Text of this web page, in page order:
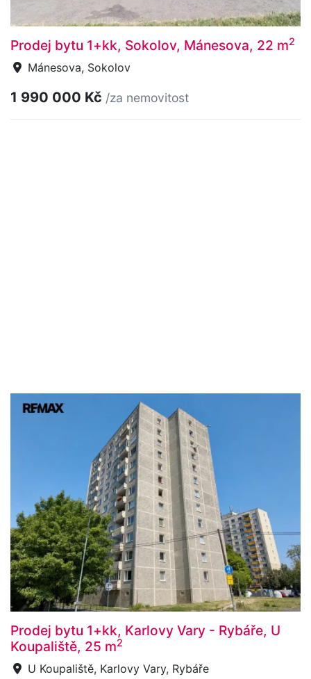
Prodej bytu 1+kk, Sokolov, Mánesova, 22 m2
Mánesova, Sokolov
1 990 000 Kč /za nemovitost
Prodej bytu 1+kk, Karlovy Vary - Rybáře, U
Koupaliště, 25 m2
U Koupaliště, Karlovy Vary, Rybáře